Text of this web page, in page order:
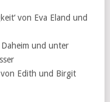
von Eva Eland und
und unter
von Edith und Birgit